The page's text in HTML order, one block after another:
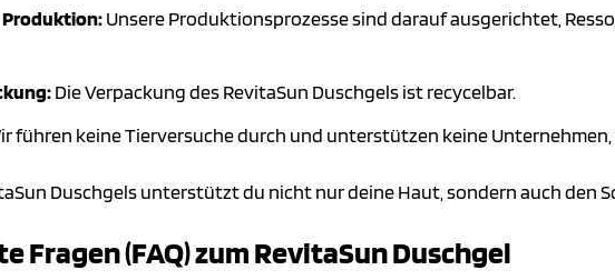
Unsere Produktionsprozesse sind darauf ausgerichtet,
Die Verpackung des RevitaSun Duschgels ist recycelbar.
führen keine Tierversuche durch und unterstützen keine
Duschgels unterstützt du nicht nur deine Haut, sondern auch den
Fragen (FAQ) zum RevitaSun Duschgel